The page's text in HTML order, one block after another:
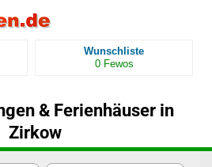
Wunschliste
0 Fewos
& Ferienhäuser in
Zirkow